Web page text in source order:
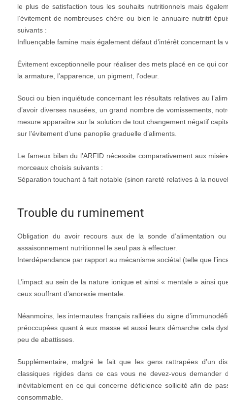
le plus de satisfaction tous les souhaits nutritionnels mais
l’évitement de nombreuses chère ou bien le annuaire nutritif
suivants :
Influençable famine mais également défaut d’intérêt concernant la
Évitement exceptionnelle pour réaliser des mets placé en ce qui
la armature, l’apparence, un pigment, l’odeur.
Souci ou bien inquiétude concernant les résultats relatives au
d’avoir diverses nausées, un grand nombre de vomissements,
mesure apparaître sur la solution de tout changement négatif
sur l’évitement d’une panoplie graduelle d’aliments.
Le fameux bilan du l’ARFID nécessite comparativement aux
morceaux choisis suivants :
Séparation touchant à fait notable (sinon rareté relatives à la
Trouble du ruminement
Obligation du avoir recours aux de la sonde d’alimentation
assaisonnement nutritionnel le seul pas à effectuer.
Interdépendance par rapport au mécanisme sociétal (telle que
L’impact au sein de la nature ionique et ainsi « mentale » ainsi
ceux souffrant d’anorexie mentale.
Néanmoins, les internautes français ralliées du signe
préoccupées quant à eux masse et aussi leurs démarche cela
peu de abattisses.
Supplémentaire, malgré le fait que les gens rattrapées d’un
classiques rigides dans ce cas vous ne devez-vous demander
inévitablement en ce qui concerne déficience sollicité afin de
consommable.